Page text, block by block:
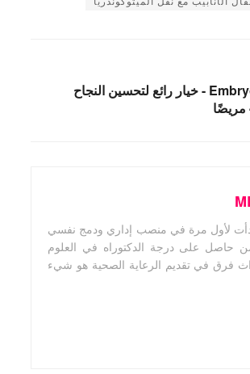
Embryo Banking - خيار رائع لتحسين النجاح
لأول مرة في منصب إداري ودمج نفسي
حاصل على درجة الدكتوراه في العلوم
فرق في تقديم الرعاية الصحية هو شيء